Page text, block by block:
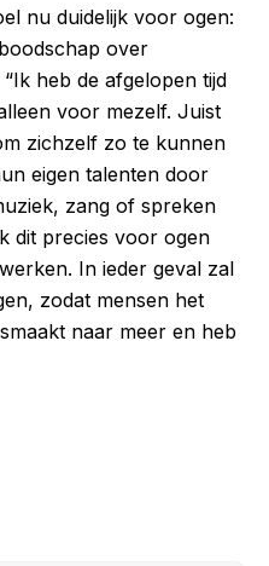
nu duidelijk voor ogen:
over
heb de afgelopen tijd
voor mezelf. Juist
zichzelf zo te kunnen
eigen talenten door
zang of spreken
dit precies voor ogen
In ieder geval zal
zodat mensen het
naar meer en heb